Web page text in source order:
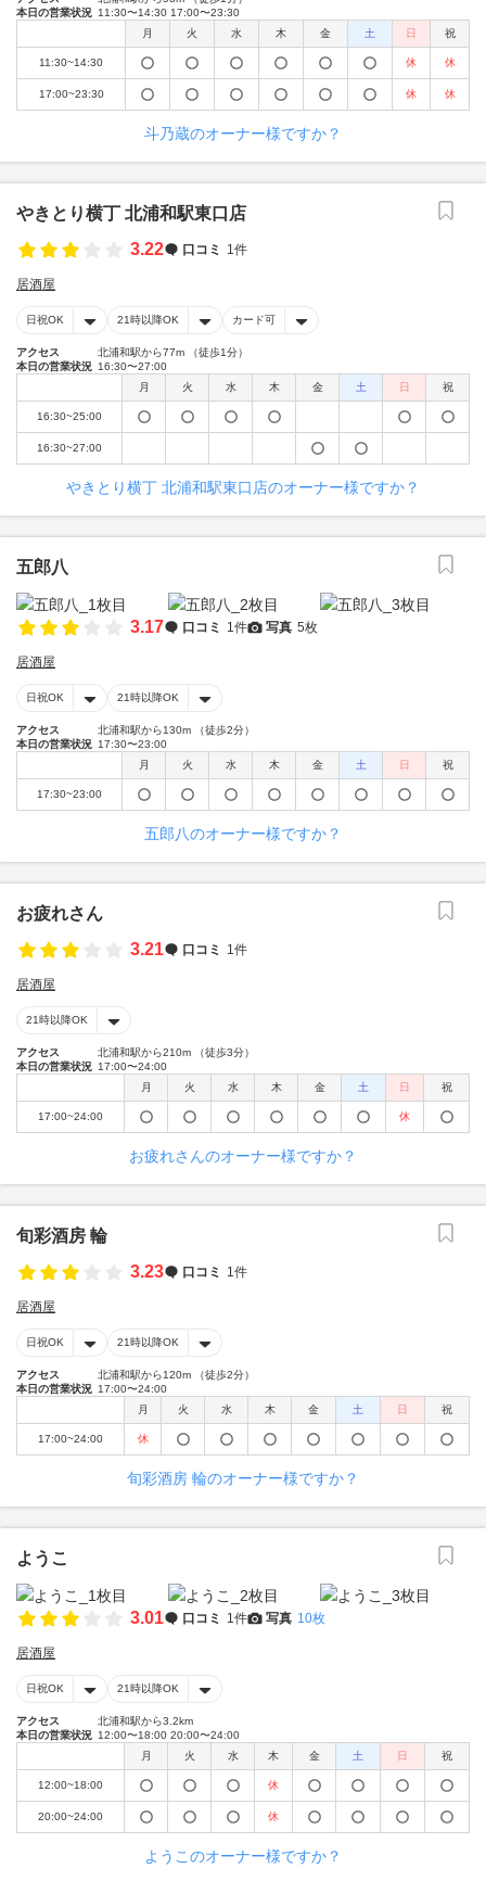
本日の営業状況 11:30〜14:30 17:00〜23:30
月
火 水 木 金 土 日 祝
11:30~14:30 休 休
17:00~23:30 休 休
斗乃蔵のオーナー様ですか？
やきとり横丁 北浦和駅東口店
3.22
口コミ 1件
居酒屋
日祝OK 21時以降OK カード可
アクセス
北浦和駅から77m （徒歩1分）
本日の営業状況 16:30〜27:00
月
火 水 木 金 土 日 祝
16:30~25:00
16:30~27:00
やきとり横丁 北浦和駅東口店のオーナー様ですか？
五郎八
3.17 口コミ 1件 写真 5枚
居酒屋
日祝OK 21時以降OK
アクセス
北浦和駅から130m （徒歩2分）
本日の営業状況 17:30〜23:00
月
火 水 木 金 土 日 祝
17:30~23:00
五郎八のオーナー様ですか？
お疲れさん
3.21
口コミ 1件
居酒屋
21時以降OK
アクセス
北浦和駅から210m （徒歩3分）
本日の営業状況 17:00〜24:00
月
火 水 木 金 土 日 祝
17:00~24:00 休
お疲れさんのオーナー様ですか？
旬彩酒房 輪
3.23
口コミ 1件
居酒屋
日祝OK 21時以降OK
アクセス
北浦和駅から120m （徒歩2分）
本日の営業状況 17:00〜24:00
月
火 水 木 金 土 日 祝
17:00~24:00 休
旬彩酒房 輪のオーナー様ですか？
ようこ
3.01 口コミ 1件 写真 10枚
居酒屋
日祝OK 21時以降OK
アクセス
北浦和駅から3.2km
本日の営業状況 12:00〜18:00 20:00〜24:00
月
火 水 木 金 土 日 祝
12:00~18:00 休
20:00~24:00 休
ようこのオーナー様ですか？